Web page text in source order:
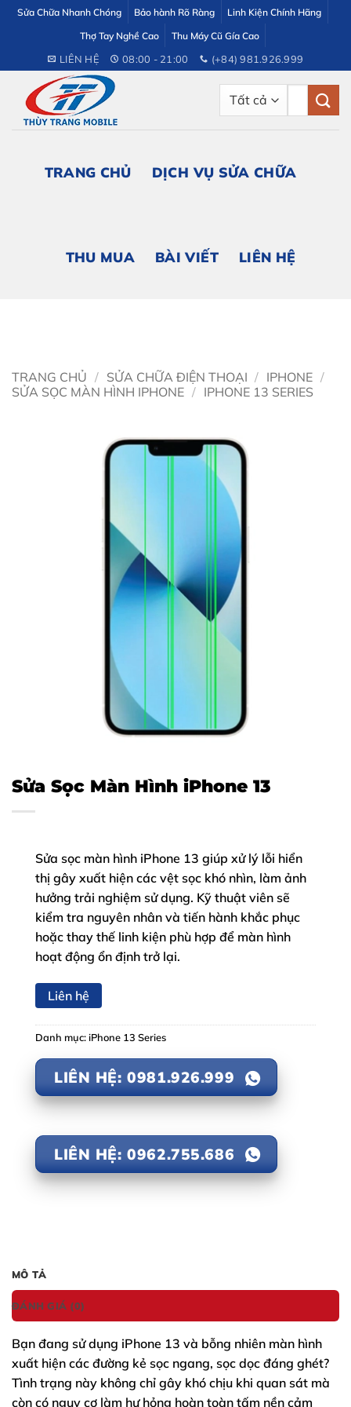
dung
Sửa Chữa Nhanh Chóng Bảo hành Rõ Ràng
Linh Kiện Chính Hãng
Thợ Tay Nghề Cao
Thu Máy Cũ Gía Cao
LIÊN HỆ 08:00 - 21:00 (+84) 981.926.999
TRANG CHỦ DỊCH VỤ SỬA CHỮA
THU MUA BÀI VIẾT LIÊN HỆ
TRANG CHỦ / SỬA CHỮA ĐIỆN THOẠI / IPHONE /
SỬA SỌC MÀN HÌNH IPHONE / IPHONE 13 SERIES
Sửa Sọc Màn Hình iPhone 13
Sửa sọc màn hình iPhone 13 giúp xử lý lỗi hiển
thị gây xuất hiện các vệt sọc khó nhìn, làm ảnh
hưởng trải nghiệm sử dụng. Kỹ thuật viên sẽ
kiểm tra nguyên nhân và tiến hành khắc phục
hoặc thay thế linh kiện phù hợp để màn hình
hoạt động ổn định trở lại.
Liên hệ
Danh mục:iPhone 13 Series
LIÊN HỆ: 0981.926.999
LIÊN HỆ: 0962.755.686
MÔ TẢ
ĐÁNH GIÁ (0)
Bạn đang sử dụng iPhone 13 và bỗng nhiên màn hình
xuất hiện các đường kẻ sọc ngang, sọc dọc đáng ghét?
Tình trạng này không chỉ gây khó chịu khi quan sát mà
còn có nguy cơ làm hư hỏng hoàn toàn tấm nền cảm